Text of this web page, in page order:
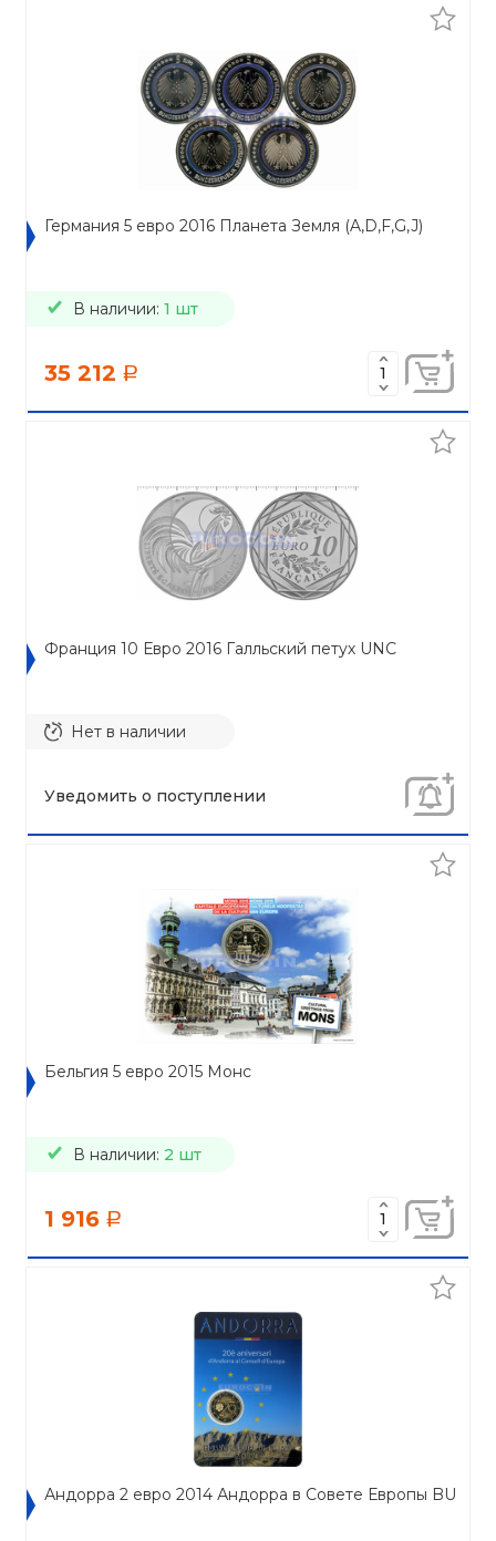
Германия 5 евро 2016 Планета Земля (A,D,F,G,J)
В наличии: 1 шт
35 212 a
Франция 10 Евро 2016 Галльский петух UNC
Нет в наличии
Уведомить о поступлении
Бельгия 5 евро 2015 Монс
В наличии: 2 шт
1 916 a
Андорра 2 евро 2014 Андорра в Совете Европы BU